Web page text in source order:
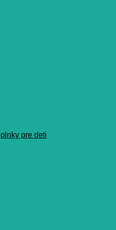
pre deti